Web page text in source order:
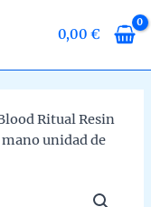
0,00€
Ritual Resin
unidad de